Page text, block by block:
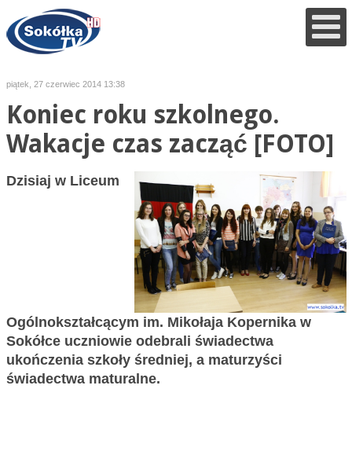
piątek, 27 czerwiec 2014 13:38
Koniec roku szkolnego.
Wakacje czas zacząć [FOTO]
Dzisiaj w Liceum
Ogólnokształcącym im. Mikołaja Kopernika w
Sokółce uczniowie odebrali świadectwa
ukończenia szkoły średniej, a maturzyści
świadectwa maturalne.